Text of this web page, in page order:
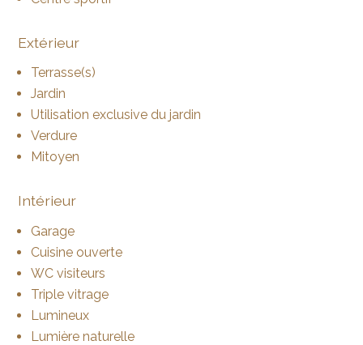
Extérieur
Terrasse(s)
Jardin
Utilisation exclusive du jardin
Verdure
Mitoyen
Intérieur
Garage
Cuisine ouverte
WC visiteurs
Triple vitrage
Lumineux
Lumière naturelle